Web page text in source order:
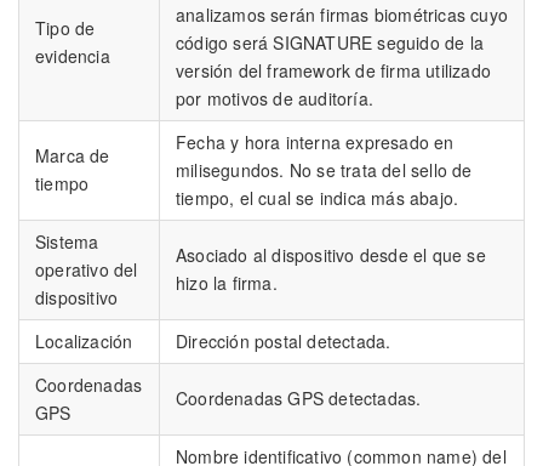
Tipo de
evidencia
analizamos serán firmas biométricas cuyo
código será SIGNATURE seguido de la
versión del framework de firma utilizado
por motivos de auditoría.
Marca de
tiempo
Fecha y hora interna expresado en
milisegundos. No se trata del sello de
tiempo, el cual se indica más abajo.
Sistema
operativo del
dispositivo
Asociado al dispositivo desde el que se
hizo la firma.
Localización
Dirección postal detectada.
Coordenadas
GPS
Coordenadas GPS detectadas.
Nombre identificativo (common name) del